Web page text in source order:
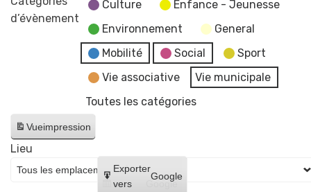
d’évènement
Culture
Enfance - Jeunesse
Environnement
General
Mobilité
Social
Sport
Vie associative
Vie municipale
Toutes les catégories
Vueimpression
Créer
un
Google
Exporter
vers
Google
Lieu